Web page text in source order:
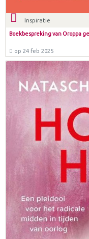
Inspiratie
Boekbespreking van Oroppa
op 24 feb 2025